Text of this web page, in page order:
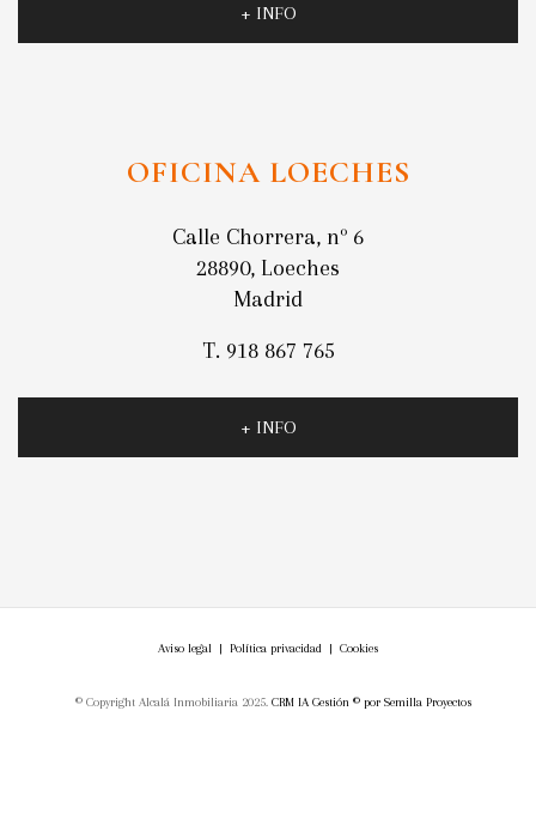
+ INFO
OFICINA LOECHES
Calle Chorrera, nº 6
28890, Loeches
Madrid
T. 918 867 765
+ INFO
© Copyright Alcalá Inmobiliaria 2025. CRM IA Gestión ©por Semilla Proyectos
Aviso legal | Política privacidad | Cookies